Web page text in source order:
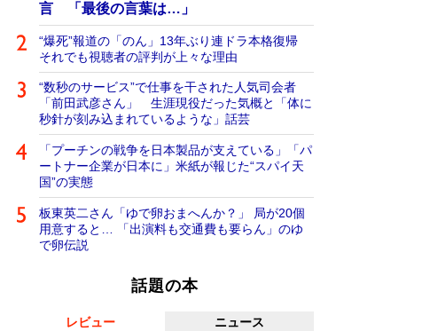
言 「最後の言葉は…」
“爆死”報道の「のん」13年ぶり連ドラ本格復帰
それでも視聴者の評判が上々な理由
“数秒のサービス”で仕事を干された人気司会者
「前田武彦さん」 生涯現役だった気概と「体に
秒針が刻み込まれているような」話芸
「プーチンの戦争を日本製品が支えている」「パ
ートナー企業が日本に」米紙が報じた“スパイ天
国”の実態
板東英二さん「ゆで卵おまへんか？」 局が20個
用意すると… 「出演料も交通費も要らん」のゆ
で卵伝説
話題の本
レビュー ニュース